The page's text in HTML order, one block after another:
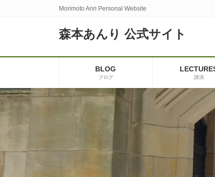
へ
ッ
プ
ョ
移
動
Morimoto Anri Personal Website
森本あんり 公式サイト
BLOG
ブログ 講演